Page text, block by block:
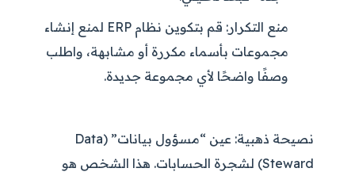
منع التكرار:
قم بتكوين نظام ERP لمنع إنشاء
مجموعات بأسماء مكررة أو مشابهة، واطلب
وصفًا واضحًا لأي مجموعة جديدة.
نصيحة ذهبية:
عين “مسؤول بيانات” (Data
Steward) لشجرة الحسابات. هذا الشخص هو